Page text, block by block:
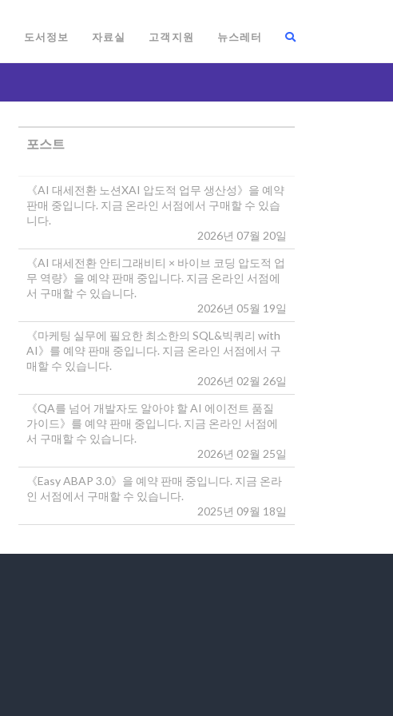
도서정보 자료실 고객지원 뉴스레터
포스트
《AI 대세전환 노션XAI 압도적 업무 생산성》을 예약
판매 중입니다. 지금 온라인 서점에서 구매할 수 있습
니다.
2026년 07월 20일
《AI 대세전환 안티그래비티 × 바이브 코딩 압도적 업
무 역량》을 예약 판매 중입니다. 지금 온라인 서점에
서 구매할 수 있습니다.
2026년 05월 19일
《마케팅 실무에 필요한 최소한의 SQL&빅쿼리 with
AI》를 예약 판매 중입니다. 지금 온라인 서점에서 구
매할 수 있습니다.
2026년 02월 26일
《QA를 넘어 개발자도 알아야 할 AI 에이전트 품질
가이드》를 예약 판매 중입니다. 지금 온라인 서점에
서 구매할 수 있습니다.
2026년 02월 25일
《Easy ABAP 3.0》을 예약 판매 중입니다. 지금 온라
인 서점에서 구매할 수 있습니다.
2025년 09월 18일